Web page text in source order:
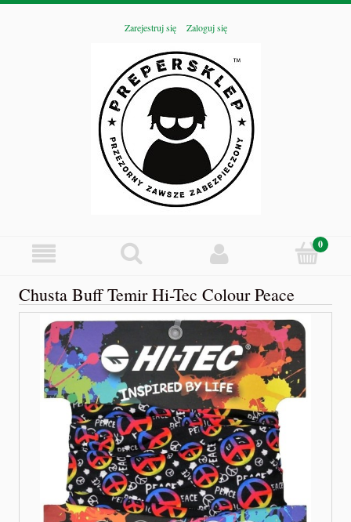
Zarejestruj się Zaloguj się
Chusta Buff Temir Hi-Tec Colour Peace